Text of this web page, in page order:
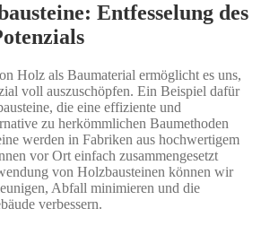
Entfesselung des
Holz als Baumaterial ermöglicht es uns,
voll auszuschöpfen. Ein Beispiel dafür
die eine effiziente und
zu herkömmlichen Baumethoden
werden in Fabriken aus hochwertigem
vor Ort einfach zusammengesetzt
von Holzbausteinen können wir
Abfall minimieren und die
verbessern.